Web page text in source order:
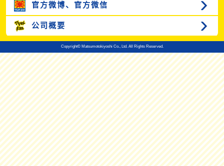
官方微博、 官方微信
公司概要
Copyright© Matsumotokiyoshi Co., Ltd. All Rights Reserved.